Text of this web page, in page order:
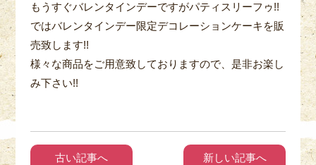
もうすぐバレンタインデーですがパティスリーフゥ!!
ではバレンタインデー限定デコレーションケーキを販
売致します!!
様々な商品をご用意致しておりますので、是非お楽し
み下さい!!
古い記事へ 新しい記事へ